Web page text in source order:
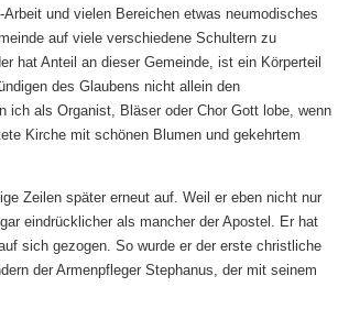
und vielen Bereichen etwas neumodisches
auf viele verschiedene Schultern zu
hat Anteil an dieser Gemeinde, ist ein Körperteil
des Glaubens nicht allein den
ich als Organist, Bläser oder Chor Gott lobe, wenn
Kirche mit schönen Blumen und gekehrtem
Zeilen später erneut auf. Weil er eben nicht nur
eindrücklicher als mancher der Apostel. Er hat
sich gezogen. So wurde er der erste christliche
der Armenpfleger Stephanus, der mit seinem